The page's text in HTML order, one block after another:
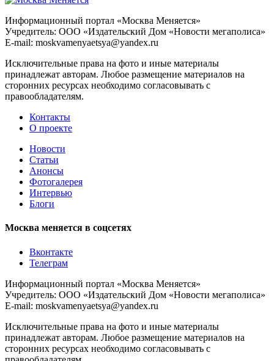
Информационный портал «Москва Меняется»
Учредитель: ООО «Издательский Дом «Новости мегаполиса»
E-mail: moskvamenyaetsya@yandex.ru
Исключительные права на фото и иные материалы
принадлежат авторам. Любое размещение материалов на
сторонних ресурсах необходимо согласовывать с
правообладателям.
Контакты
О проекте
Новости
Статьи
Анонсы
Фотогалерея
Интервью
Блоги
Москва меняется в соцсетях
Вконтакте
Телеграм
Информационный портал «Москва Меняется»
Учредитель: ООО «Издательский Дом «Новости мегаполиса»
E-mail: moskvamenyaetsya@yandex.ru
Исключительные права на фото и иные материалы
принадлежат авторам. Любое размещение материалов на
сторонних ресурсах необходимо согласовывать с